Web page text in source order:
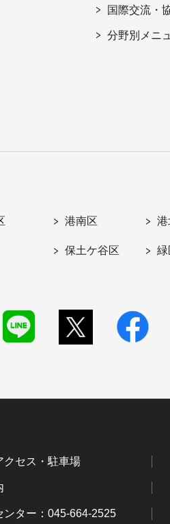
国際交流・
分野別メニ
港南区 港
保土ケ谷区 緑
クセス・駐車場
ンター：045-664-2525